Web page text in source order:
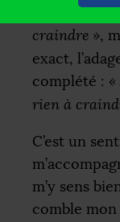
si tu n’as
craindre »,
exact,
complété : «
rien à
C’est un
m’y sens
comble